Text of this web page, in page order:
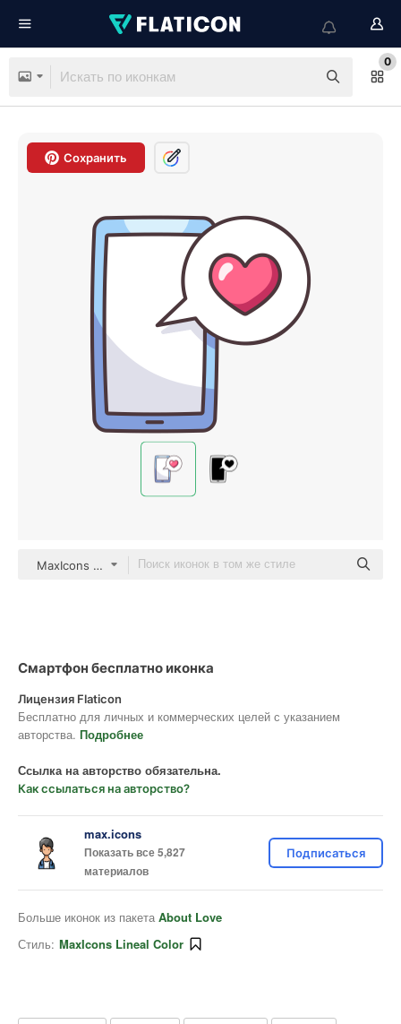
0
Сохранить
MaxIcons Lineal color
Смартфон бесплатно иконка
Лицензия Flaticon
Бесплатно для личных и коммерческих целей с указанием
авторства. Подробнее
Ссылка на авторство обязательна.
Как ссылаться на авторство?
max.icons
Показать все 5,827
материалов
Подписаться
Больше иконок из пакета About Love
Стиль: MaxIcons Lineal Color